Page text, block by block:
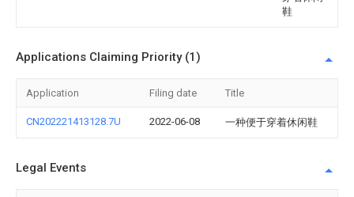
鞋
Applications Claiming Priority (1)
Application Filing date Title
CN202221413128.7U 2022-06-08 一种便于穿着休闲鞋
Legal Events